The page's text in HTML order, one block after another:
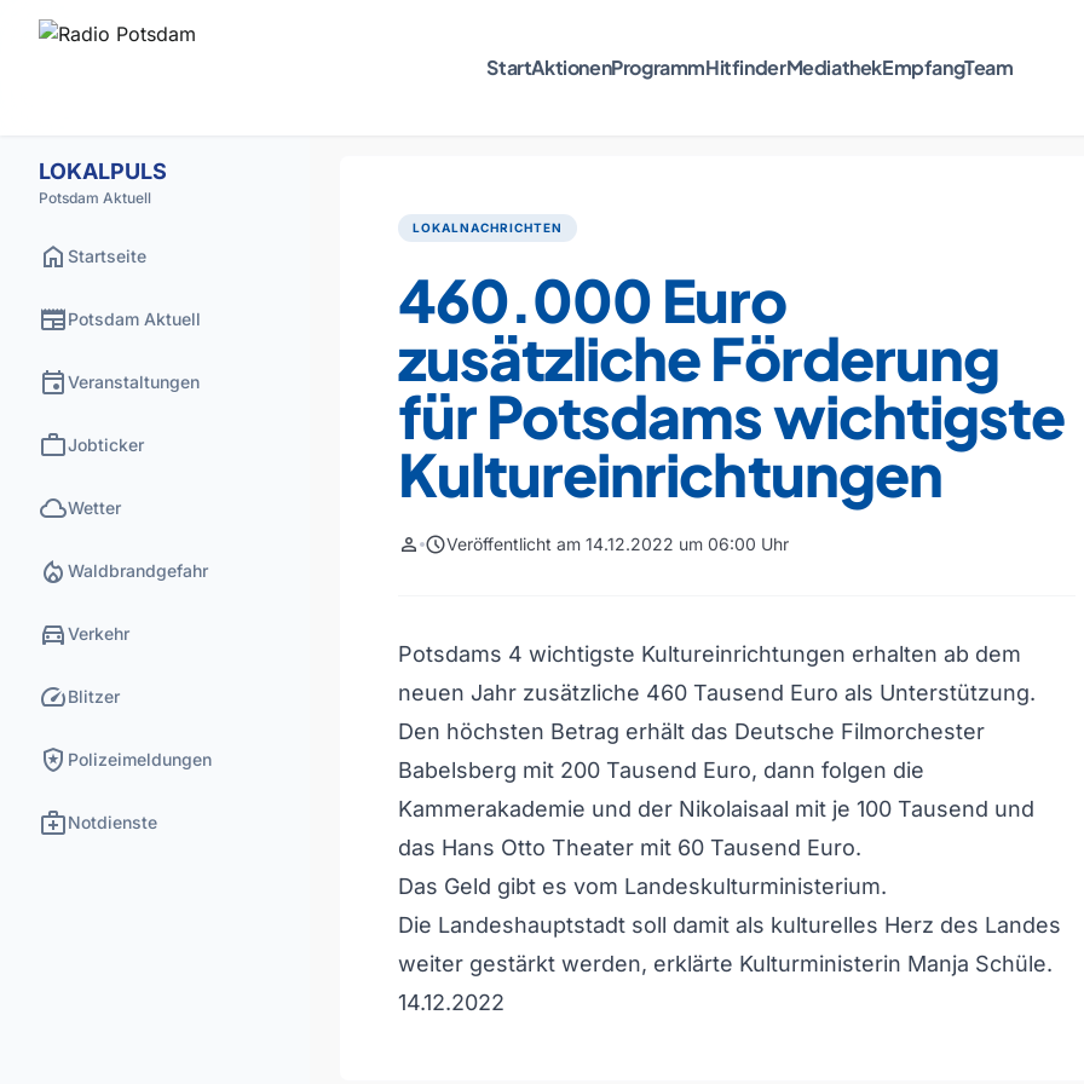
StartAktionenProgrammHitfinderMediathekEmpfangTeam
LOKALPULS
Potsdam Aktuell
home Startseite
newspaperPotsdam Aktuell
eventVeranstaltungen
workJobticker
cloudWetter
local_fire_department Waldbrandgefahr
directions_carVerkehr
speedBlitzer
local_police Polizeimeldungen
medical_servicesNotdienste
LOKALNACHRICHTEN
460.000 Euro
zusätzliche Förderung
für Potsdams wichtigste
Kultureinrichtungen
person scheduleVeröffentlicht am 14.12.2022 um 06:00 Uhr
Potsdams 4 wichtigste Kultureinrichtungen erhalten ab dem
neuen Jahr zusätzliche 460 Tausend Euro als Unterstützung.
Den höchsten Betrag erhält das Deutsche Filmorchester
Babelsberg mit 200 Tausend Euro, dann folgen die
Kammerakademie und der Nikolaisaal mit je 100 Tausend und
das Hans Otto Theater mit 60 Tausend Euro.
Das Geld gibt es vom Landeskulturministerium.
Die Landeshauptstadt soll damit als kulturelles Herz des Landes
weiter gestärkt werden, erklärte Kulturministerin Manja Schüle.
14.12.2022